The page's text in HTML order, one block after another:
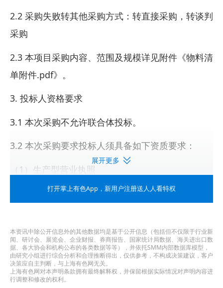
2.2 采购失败转其他采购方式：转直接采购，转谈判
采购
2.3 本项目采购内容、范围及规模详见附件《物料清
单附件.pdf》。
3. 投标人资格要求
3.1 本次采购不允许联合体投标。
3.2 本次采购要求投标人须具备如下资质要求：
（1）生产型营业执照
3.3 本次采购要求投标人需满足如下注册资金要求：
3.4 本次采购要求投标人须具备如下业绩要求：
提供2022年至2024年其中一年制作连铸结晶器或连
铸结晶器铜管的合同及对应发票。
展开更多
打开掌上有色App ，新用户注册送人人看特权
本资讯中除公开信息外的其他数据均是基于公开信息（包括但不仅限于行业新
闻、研讨会、展览会、企业财报、券商报告、国家统计局数据、海关进出口数
据、各大协会和机构公布的各类数据等等），并依托SMM内部数据库模型，
由研究小组进行综合分析和合理推断得出，仅供参考，不构成决策建议，客户
决策应自主判断，与上海有色网无关。
上海有色网对本声明条款拥有最终解释权，并保留根据实际情况对声明内容进
行调整和修改的权利。